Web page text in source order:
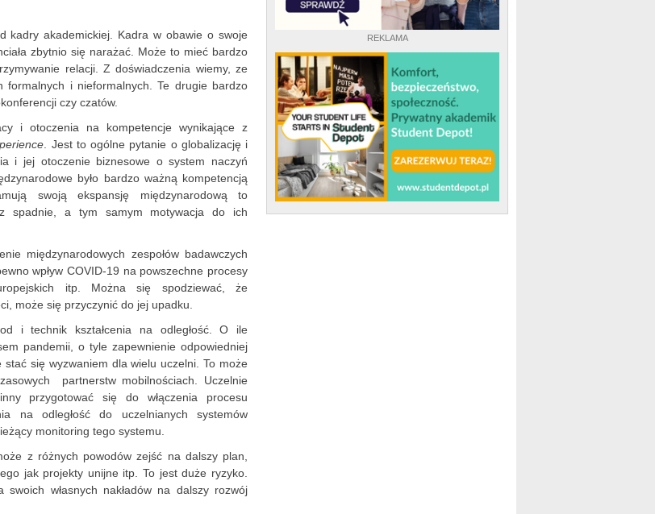
REKLAMA
kadry akademickiej. Kadra w obawie o swoje
zbytnio się narażać. Może to mieć bardzo
relacji. Z doświadczenia wiemy, ze
i nieformalnych. Te drugie bardzo
czy czatów.
i otoczenia na kompetencje wynikające z
. Jest to ogólne pytanie o globalizację i
i jej otoczenie biznesowe o system naczyń
było bardzo ważną kompetencją
swoją ekspansję międzynarodową to
spadnie, a tym samym motywacja do ich
międzynarodowych zespołów badawczych
wpływ COVID-19 na powszechne procesy
itp. Można się spodziewać, że
może się przyczynić do jej upadku.
i technik kształcenia na odległość. O ile
pandemii, o tyle zapewnienie odpowiedniej
się wyzwaniem dla wielu uczelni. To może
partnerstw mobilnościach. Uczelnie
przygotować się do włączenia procesu
na odległość do uczelnianych systemów
monitoring tego systemu.
z różnych powodów zejść na dalszy plan,
jak projekty unijne itp. To jest duże ryzyko.
własnych nakładów na dalszy rozwój